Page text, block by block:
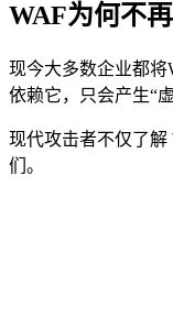
WAF为何不
现今大多数企业都
依赖它，只会产生“
现代攻击者不仅了解
们。